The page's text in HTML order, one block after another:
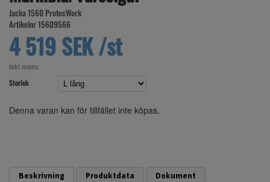
Jacka 1560 ProtecWork
Artikelnr 15609566
4 519 SEK /st
Inkl moms
Storlek
Denna varan kan för tillfället inte köpas.
Beskrivning Produktdata Dokument